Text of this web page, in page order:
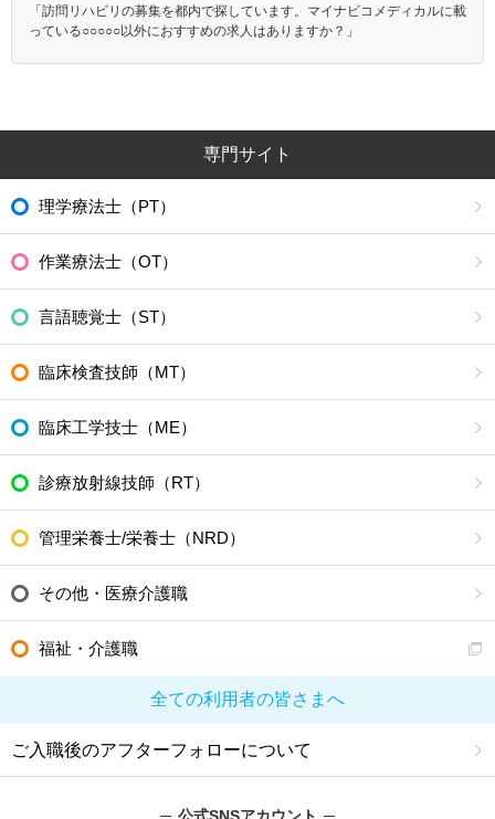
「訪問リハビリの募集を都内で探しています。マイナビコメディカルに載
っている○○○○○以外におすすめの求人はありますか？」
専門サイト
理学療法士（PT）
作業療法士（OT）
言語聴覚士（ST）
臨床検査技師（MT）
臨床工学技士（ME）
診療放射線技師（RT）
管理栄養士/栄養士（NRD）
その他・医療介護職
福祉・介護職
全ての利用者の皆さまへ
ご入職後のアフターフォローについて